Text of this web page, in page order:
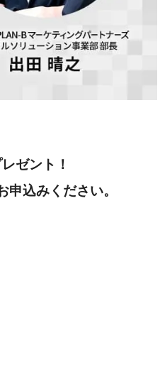
ゼント！
込みください。